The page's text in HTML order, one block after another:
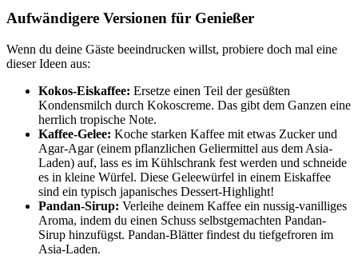
Aufwändigere Versionen für Genießer
Wenn du deine Gäste beeindrucken willst, probiere doch mal eine
dieser Ideen aus:
Kokos-Eiskaffee: Ersetze einen Teil der gesüßten
Kondensmilch durch Kokoscreme. Das gibt dem Ganzen eine
herrlich tropische Note.
Kaffee-Gelee: Koche starken Kaffee mit etwas Zucker und
Agar-Agar (einem pflanzlichen Geliermittel aus dem Asia-
Laden) auf, lass es im Kühlschrank fest werden und schneide
es in kleine Würfel. Diese Geleewürfel in einem Eiskaffee
sind ein typisch japanisches Dessert-Highlight!
Pandan-Sirup: Verleihe deinem Kaffee ein nussig-vanilliges
Aroma, indem du einen Schuss selbstgemachten Pandan-
Sirup hinzufügst. Pandan-Blätter findest du tiefgefroren im
Asia-Laden.